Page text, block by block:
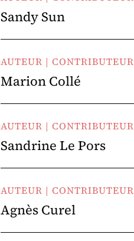
Sandy Sun
AUTEUR | CONTRIBUTEUR
Marion Collé
AUTEUR | CONTRIBUTEUR
Sandrine Le Pors
AUTEUR | CONTRIBUTEUR
Agnès Curel